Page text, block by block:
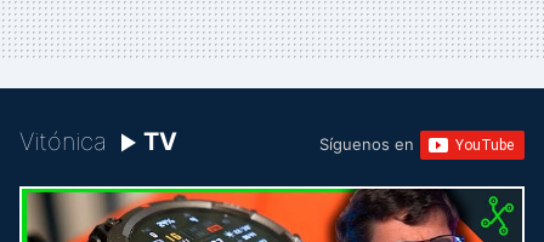
Vitónica TV Síguenos en